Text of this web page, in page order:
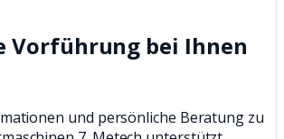
Vorführung bei Ihnen
und persönliche Beratung zu